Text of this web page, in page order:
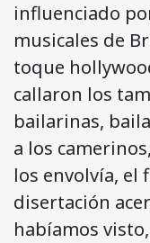
influenciado
musicales de
toque
callaron los
bailarinas,
a los
los envolvía, el
disertación
habíamos